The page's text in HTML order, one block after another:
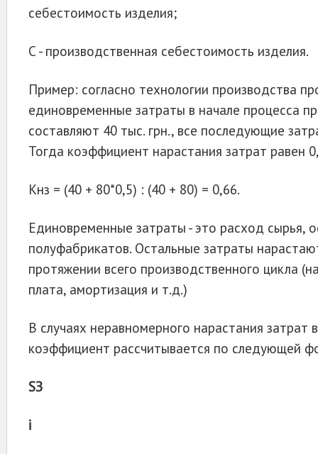
себестоимость изделия;
С - производственная себестоимость изделия.
Пример: согласно технологии производства
единовременные затраты в начале процесса
составляют 40 тыс. грн., все последующие
Тогда коэффициент нарастания затрат равен
Кнз = (40 + 80*0,5) : (40 + 80) = 0,66.
Единовременные затраты - это расход сырья,
полуфабрикатов. Остальные затраты
протяжении всего производственного цикла
плата, амортизация и т.д.)
В случаях неравномерного нарастания затрат
коэффициент рассчитывается по следующей
SЗ
i